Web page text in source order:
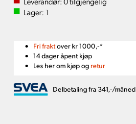
Lager:1
Fri fraktover kr 1000,-*
14 dager åpent kjøp
Les her om kjøp og retur
Delbetaling fra 341,-/måned